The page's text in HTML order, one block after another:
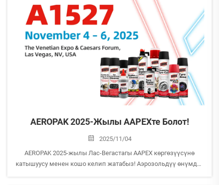
AEROPAK 2025-Жылы AAPEXте Болот!
2025/11/04
AEROPAK 2025-жылы Лас-Вегастагы AAPEX көргөзүүсүнө
катышуусу менен кошо келип жатабыз! Аэрозольдүү өнүмдөр